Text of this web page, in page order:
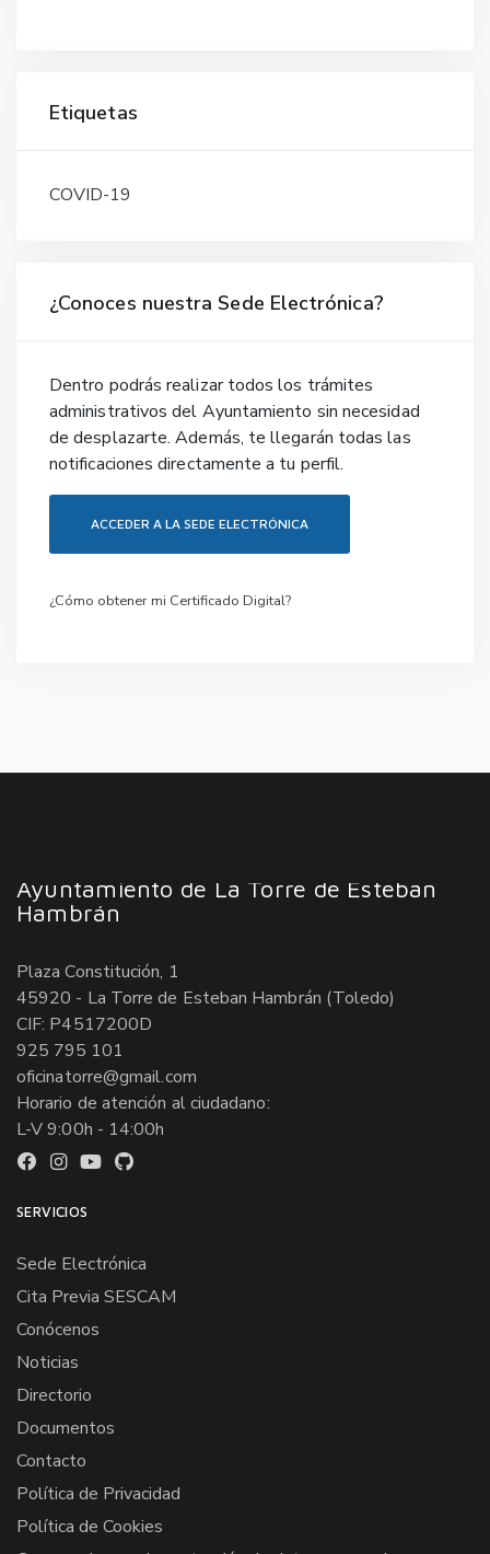
Etiquetas
COVID-19
¿Conoces nuestra Sede Electrónica?
Dentro podrás realizar todos los trámites
administrativos del Ayuntamiento sin necesidad
de desplazarte. Además, te llegarán todas las
notificaciones directamente a tu perfil.
ACCEDER A LA SEDE ELECTRÓNICA
¿Cómo obtener mi Certificado Digital?
Ayuntamiento de La Torre de Esteban
Hambrán
Plaza Constitución, 1
45920 - La Torre de Esteban Hambrán (Toledo)
CIF: P4517200D
925 795 101
oficinatorre@gmail.com
Horario de atención al ciudadano:
L-V 9:00h - 14:00h
SERVICIOS
Sede Electrónica
Cita Previa SESCAM
Conócenos
Noticias
Directorio
Documentos
Contacto
Política de Privacidad
Política de Cookies